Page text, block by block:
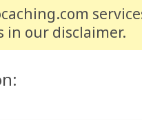
in our disclaimer.